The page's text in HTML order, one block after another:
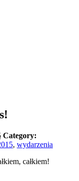
Category:
, wydarzenia
całkiem!